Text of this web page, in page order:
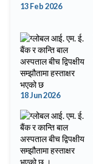
13 Feb 2026
18 Jun 2026